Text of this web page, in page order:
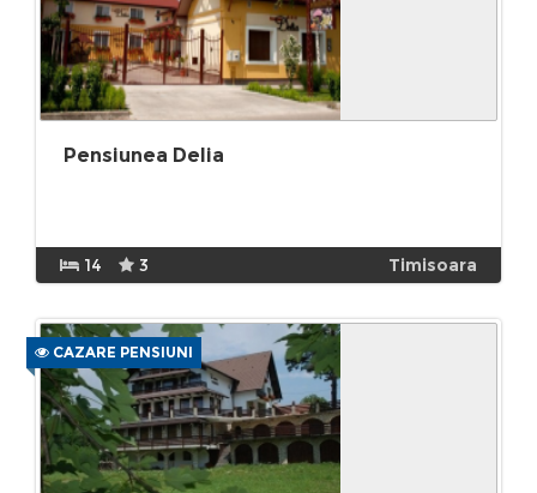
Pensiunea Delia
14 3 Timisoara
CAZARE PENSIUNI